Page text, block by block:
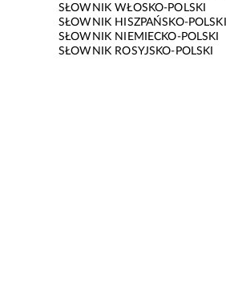
SŁOWNIK WŁOSKO-POLSKI
SŁOWNIK HISZPAŃSKO-POLSKI
SŁOWNIK NIEMIECKO-POLSKI
SŁOWNIK ROSYJSKO-POLSKI